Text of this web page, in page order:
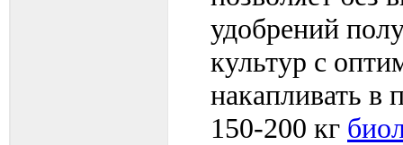
удобрений
культур с
накапливать в
150-200 кг